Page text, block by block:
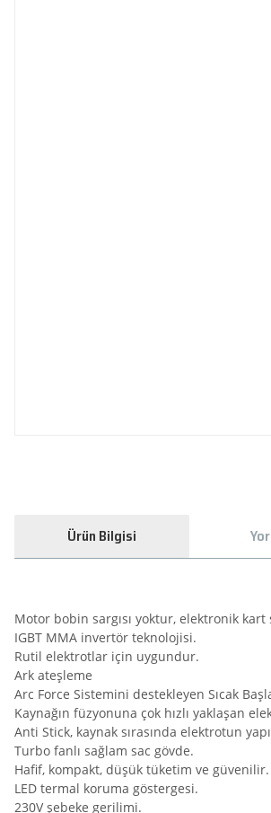
Ürün Bilgisi
Motor bobin sargısı yoktur, elektronik
IGBT MMA invertör teknolojisi.
Rutil elektrotlar için uygundur.
Ark ateşleme
Arc Force Sistemini destekleyen Sıcak
Kaynağın füzyonuna çok hızlı yaklaşan
Anti Stick, kaynak sırasında elektrotun
Turbo fanlı sağlam sac gövde.
Hafif, kompakt, düşük tüketim ve güvenilir.
LED termal koruma göstergesi.
230V şebeke gerilimi.